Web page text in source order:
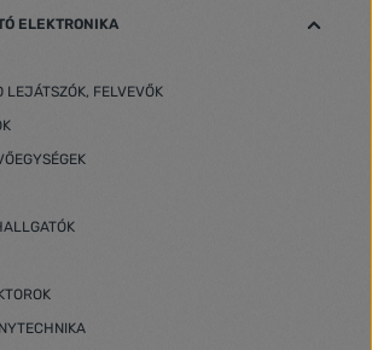
ELEKTRONIKA
LEJÁTSZÓK, FELVEVŐK